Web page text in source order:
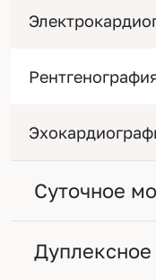
Суточное
Дуплексное